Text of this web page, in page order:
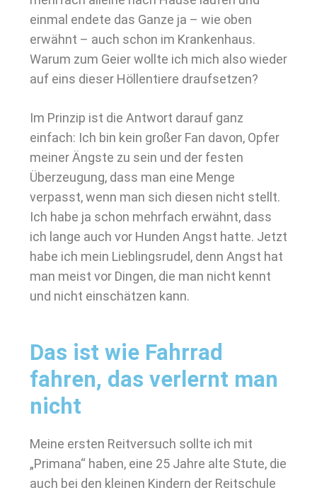
einmal endete das Ganze ja – wie oben
erwähnt – auch schon im Krankenhaus.
Warum zum Geier wollte ich mich also wieder
auf eins dieser Höllentiere draufsetzen?
Im Prinzip ist die Antwort darauf ganz
einfach: Ich bin kein großer Fan davon, Opfer
meiner Ängste zu sein und der festen
Überzeugung, dass man eine Menge
verpasst, wenn man sich diesen nicht stellt.
Ich habe ja schon mehrfach erwähnt, dass
ich lange auch vor Hunden Angst hatte. Jetzt
habe ich mein Lieblingsrudel, denn Angst hat
man meist vor Dingen, die man nicht kennt
und nicht einschätzen kann.
Das ist wie Fahrrad
fahren, das verlernt man
nicht
Meine ersten Reitversuch sollte ich mit
„Primana“ haben, eine 25 Jahre alte Stute, die
auch bei den kleinen Kindern der Reitschule